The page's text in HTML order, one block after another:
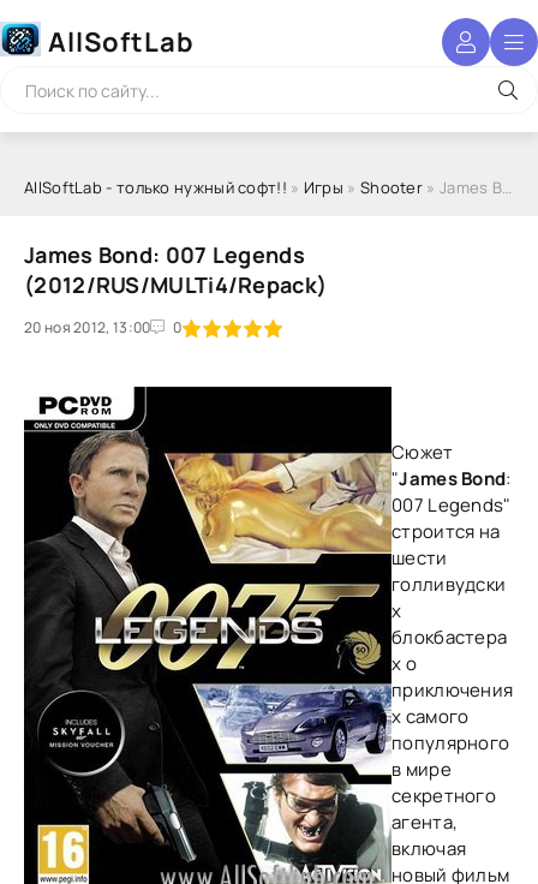
AllSoftLab
AllSoftLab - только нужный софт!! » Игры » Shooter » James Bond: 007 Legends (2012/RUS/MULTi4/Repack)
James Bond: 007 Legends
(2012/RUS/MULTi4/Repack)
20 ноя 2012, 13:00 0
1 2 3 4 5
Сюжет
"James Bond:
007 Legends"
строится на
шести
голливудски
х
блокбастера
х о
приключения
х самого
популярного
в мире
секретного
агента,
включая
новый фильм